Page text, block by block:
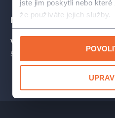
jste jim poskytli nebo
že používáte jejich služby.
Scéna: Ondřej Zicha
Kostýmy:Hana Soukupová
Hudba a hudební nastudování:
Hrají:
(Vlastík, její syn), Jan Bradáč
(Erik, její vnuk), Lenka
Plánková (Lenka, její dcera)
Jiřina Vacková (Marcelka),
Místa
Velká scéna Studia Ypsilon
Spálená 16, Praha